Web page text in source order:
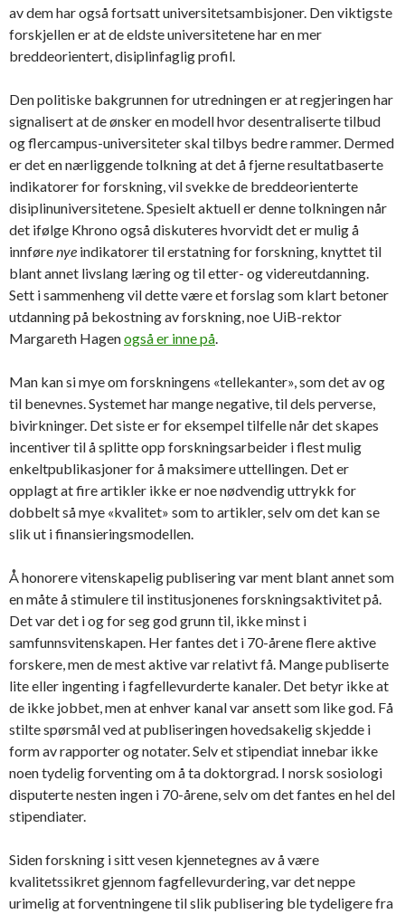
av dem har også fortsatt universitetsambisjoner. Den viktigste
forskjellen er at de eldste universitetene har en mer
breddeorientert, disiplinfaglig profil.
Den politiske bakgrunnen for utredningen er at regjeringen har
signalisert at de ønsker en modell hvor desentraliserte tilbud
og flercampus-universiteter skal tilbys bedre rammer. Dermed
er det en nærliggende tolkning at det å fjerne resultatbaserte
indikatorer for forskning, vil svekke de breddeorienterte
disiplinuniversitetene. Spesielt aktuell er denne tolkningen når
det ifølge Khrono også diskuteres hvorvidt det er mulig å
innførenye indikatorer til erstatning for forskning, knyttet til
blant annet livslang læring og til etter- og videreutdanning.
Sett i sammenheng vil dette være et forslag som klart betoner
utdanning på bekostning av forskning, noe UiB-rektor
Margareth Hagenogså er inne på.
Man kan si mye om forskningens «tellekanter», som det av og
til benevnes. Systemet har mange negative, til dels perverse,
bivirkninger. Det siste er for eksempel tilfelle når det skapes
incentiver til å splitte opp forskningsarbeider i flest mulig
enkeltpublikasjoner for å maksimere uttellingen. Det er
opplagt at fire artikler ikke er noe nødvendig uttrykk for
dobbelt så mye «kvalitet» som to artikler, selv om det kan se
slik ut i finansieringsmodellen.
Å honorere vitenskapelig publisering var ment blant annet som
en måte å stimulere til institusjonenes forskningsaktivitet på.
Det var det i og for seg god grunn til, ikke minst i
samfunnsvitenskapen. Her fantes det i 70-årene flere aktive
forskere, men de mest aktive var relativt få. Mange publiserte
lite eller ingenting i fagfellevurderte kanaler. Det betyr ikke at
de ikke jobbet, men at enhver kanal var ansett som like god. Få
stilte spørsmål ved at publiseringen hovedsakelig skjedde i
form av rapporter og notater. Selv et stipendiat innebar ikke
noen tydelig forventing om å ta doktorgrad. I norsk sosiologi
disputerte nesten ingen i 70-årene, selv om det fantes en hel del
stipendiater.
Siden forskning i sitt vesen kjennetegnes av å være
kvalitetssikret gjennom fagfellevurdering, var det neppe
urimelig at forventningene til slik publisering ble tydeligere fra